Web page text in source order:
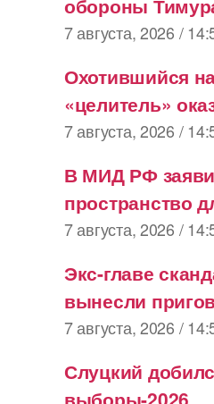
7 августа, 2026 /
Охотившийся
«целитель»
7 августа, 2026 /
В МИД РФ
пространство
7 августа, 2026 /
Экс-главе
вынесли
7 августа, 2026 /
Слуцкий
выборы-2026